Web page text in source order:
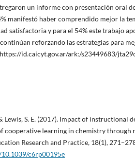
un informe con presentación oral
manifestó haber comprendido mejor la
satisfactoria y para el 54% este trabajo
reforzando las estrategias para
id.caicyt.gov.ar/ark:/s23449683/
Lewis, S. E. (2017). Impact of instructional
cooperative learning in chemistry through
Research and Practice, 18(1),
c6rp00195e